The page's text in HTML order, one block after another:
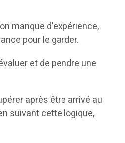
manque d’expérience,
pour le garder.
et de pendre une
après être arrivé au
suivant cette logique,